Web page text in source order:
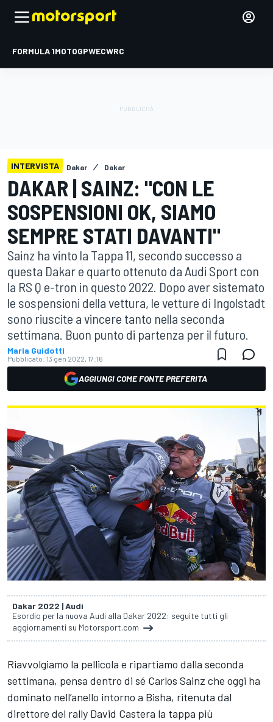
FORMULA 1MOTOGPWECWRC
INTERVISTA Dakar Dakar
DAKAR | SAINZ: "CON LE
SOSPENSIONI OK, SIAMO
SEMPRE STATI DAVANTI"
Sainz ha vinto la Tappa 11, secondo successo a
questa Dakar e quarto ottenuto da Audi Sport con
la RS Q e-tron in questo 2022. Dopo aver sistemato
le sospensioni della vettura, le vetture di Ingolstadt
sono riuscite a vincere tanto nella seconda
settimana. Buon punto di partenza per il futuro.
Maria Guidotti
Pubblicato: 13 gen 2022, 17:16
AGGIUNGI COME FONTE PREFERITA
Dakar 2022 | Audi
Esordio per la nuova Audi alla Dakar 2022: seguite tutti gli
aggiornamenti su Motorsport.com
Riavvolgiamo la pellicola e ripartiamo dalla seconda
settimana, pensa dentro di sé Carlos Sainz che oggi ha
dominato nell’anello intorno a Bisha, ritenuta dal
direttore del rally David Castera la tappa più